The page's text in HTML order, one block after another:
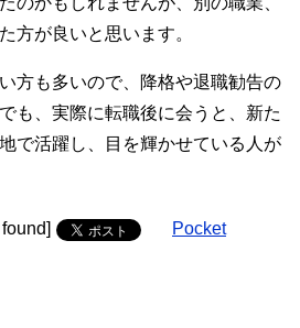
方が良いと思います。
方も多いので、降格や退職勧告の
も、実際に転職後に会うと、新た
で活躍し、目を輝かせている人が
Pocket